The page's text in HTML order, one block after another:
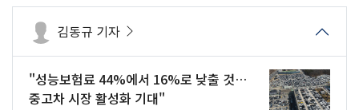
김동규 기자
"성능보험료 44%에서 16%로 낮출 것…
중고차 시장 활성화 기대"